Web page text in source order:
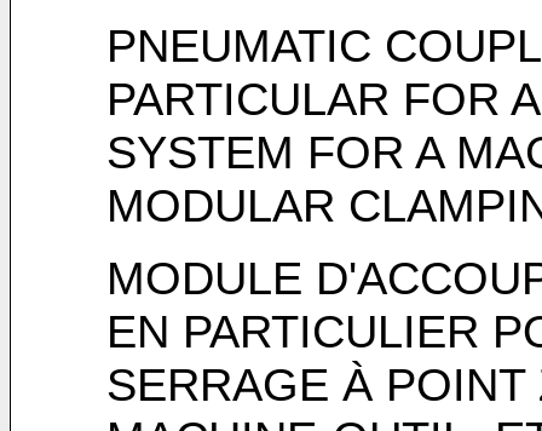
PNEUMATIC
PARTICULAR FOR
SYSTEM FOR A
MODULAR
MODULE
EN PARTICULIER
SERRAGE À